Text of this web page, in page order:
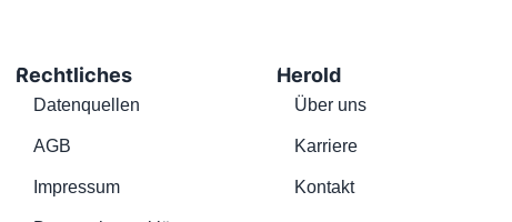
Rechtliches
Datenquellen
AGB
Impressum
Herold
Über uns
Karriere
Kontakt